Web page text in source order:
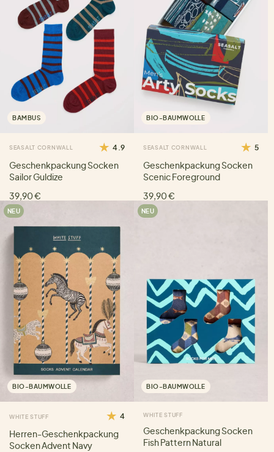
BAMBUS
SEASALT CORNWALL 4.9
Geschenkpackung Socken
Sailor Guldize
39,90 €
BIO-BAUMWOLLE
SEASALT CORNWALL 5
Geschenkpackung Socken
Scenic Foreground
39,90 €
NEU
BIO-BAUMWOLLE
WHITE STUFF 4
Herren-Geschenkpackung
Socken Advent Navy
NEU
BIO-BAUMWOLLE
WHITE STUFF
Geschenkpackung Socken
Fish Pattern Natural